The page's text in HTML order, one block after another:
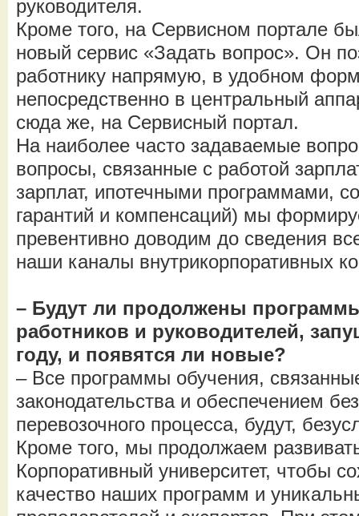
руководителя.
Кроме того, на Сервисном портале
новый сервис «Задать вопрос». Он
работнику напрямую, в удобном
непосредственно в центральный
сюда же, на Сервисный портал.
На наиболее часто задаваемые
вопросы, связанные с работой
зарплат, ипотечными программами,
гарантий и компенсаций) мы
превентивно доводим до сведения
наши каналы внутрикорпоративных
– Будут ли продолжены
работников и руководителей,
году, и появятся ли новые?
– Все программы обучения,
законодательства и обеспечением
перевозочного процесса, будут,
Кроме того, мы продолжаем
Корпоративный университет, чтобы
качество наших программ и